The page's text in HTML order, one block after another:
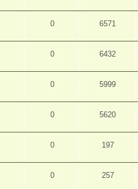
0 6571
0 6432
0 5999
0 5620
0 197
0 257